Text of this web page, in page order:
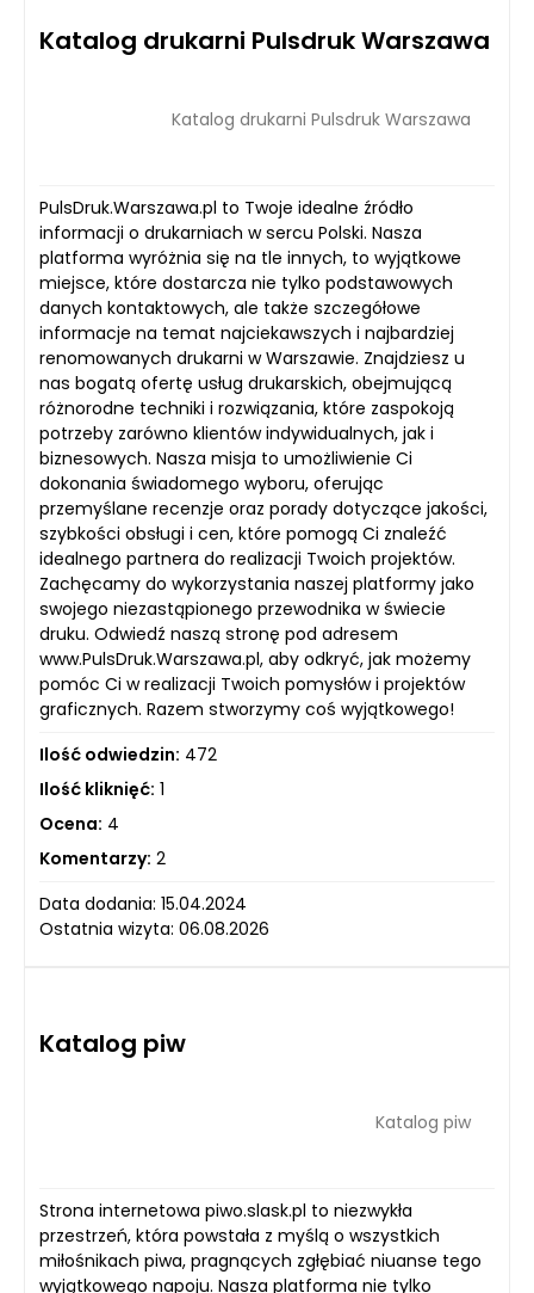
Katalog drukarni Pulsdruk Warszawa
Katalog drukarni Pulsdruk Warszawa
PulsDruk.Warszawa.pl to Twoje idealne źródło
informacji o drukarniach w sercu Polski. Nasza
platforma wyróżnia się na tle innych, to wyjątkowe
miejsce, które dostarcza nie tylko podstawowych
danych kontaktowych, ale także szczegółowe
informacje na temat najciekawszych i najbardziej
renomowanych drukarni w Warszawie. Znajdziesz u
nas bogatą ofertę usług drukarskich, obejmującą
różnorodne techniki i rozwiązania, które zaspokoją
potrzeby zarówno klientów indywidualnych, jak i
biznesowych. Nasza misja to umożliwienie Ci
dokonania świadomego wyboru, oferując
przemyślane recenzje oraz porady dotyczące jakości,
szybkości obsługi i cen, które pomogą Ci znaleźć
idealnego partnera do realizacji Twoich projektów.
Zachęcamy do wykorzystania naszej platformy jako
swojego niezastąpionego przewodnika w świecie
druku. Odwiedź naszą stronę pod adresem
www.PulsDruk.Warszawa.pl, aby odkryć, jak możemy
pomóc Ci w realizacji Twoich pomysłów i projektów
graficznych. Razem stworzymy coś wyjątkowego!
Ilość odwiedzin: 472
Ilość kliknięć: 1
Ocena: 4
Komentarzy: 2
Data dodania: 15.04.2024
Ostatnia wizyta: 06.08.2026
Katalog piw
Katalog piw
Strona internetowa piwo.slask.pl to niezwykła
przestrzeń, która powstała z myślą o wszystkich
miłośnikach piwa, pragnących zgłębiać niuanse tego
wyjątkowego napoju. Nasza platforma nie tylko